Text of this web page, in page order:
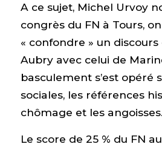
A ce sujet, Michel Urvoy
congrès du FN à Tours,
« confondre » un
Aubry avec celui de
basculement s’est opéré
sociales, les références
chômage et les angoisses.
Le score de 25 % du FN